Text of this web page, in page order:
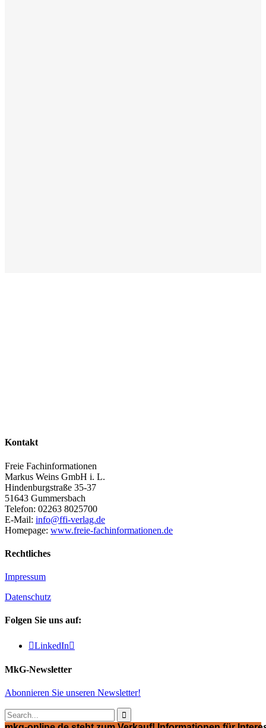
Kontakt
Freie Fachinformationen
Markus Weins GmbH i. L.
Hindenburgstraße 35-37
51643 Gummersbach
Telefon: 02263 8025700
E-Mail: info@ffi-verlag.de
Homepage: www.freie-fachinformationen.de
Rechtliches
Impressum
Datenschutz
Folgen Sie uns auf:
LinkedIn
MkG-Newsletter
Abonnieren Sie unseren Newsletter!
